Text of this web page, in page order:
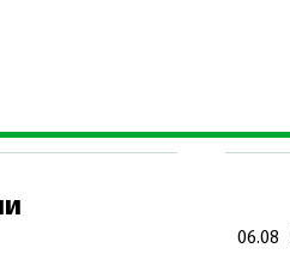
различных отраслей
06.08